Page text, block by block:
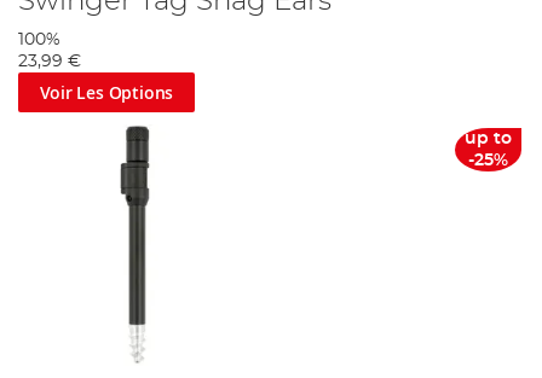
100%
23,99 €
Voir Les Options
up to
-25%